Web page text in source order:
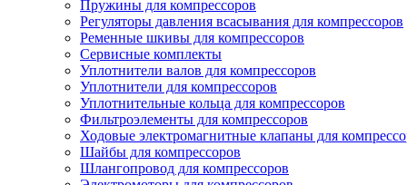
Пружины для компрессоров
Регуляторы давления всасывания для компрессоров
Ременные шкивы для компрессоров
Сервисные комплекты
Уплотнители валов для компрессоров
Уплотнители для компрессоров
Уплотнительные кольца для компрессоров
Фильтроэлементы для компрессоров
Ходовые электромагнитные клапаны для
Шайбы для компрессоров
Шлангопровод для компрессоров